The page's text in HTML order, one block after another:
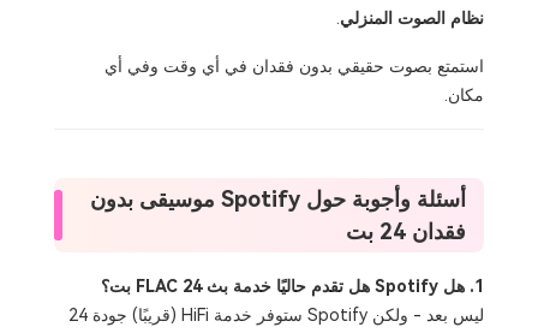
نظام الصوت المنزلي
استمتع بصوت حقيقي بدون فقدان في أي وقت وفي أي
مكان.
أسئلة وأجوبة حول Spotify موسيقى بدون
فقدان 24 بت
1. هل Spotify هل تقدم حاليًا خدمة بث FLAC 24 بت؟
ليس بعد - ولكن Spotify ستوفر خدمة HiFi (قريبًا) جودة 24